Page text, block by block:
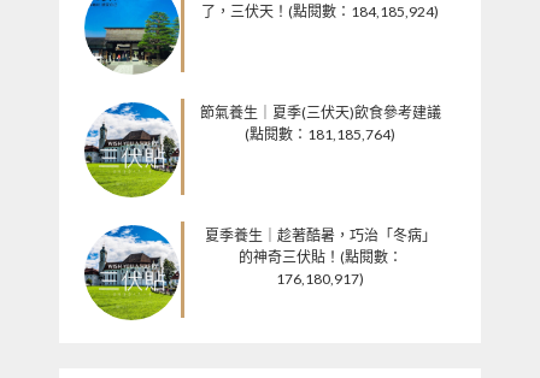
了，三伏天！(點閱數：184,185,924)
節氣養生｜夏季(三伏天)飲食參考建議
(點閱數：181,185,764)
夏季養生｜趁著酷暑，巧治「冬病」
的神奇三伏貼！(點閱數：
176,180,917)